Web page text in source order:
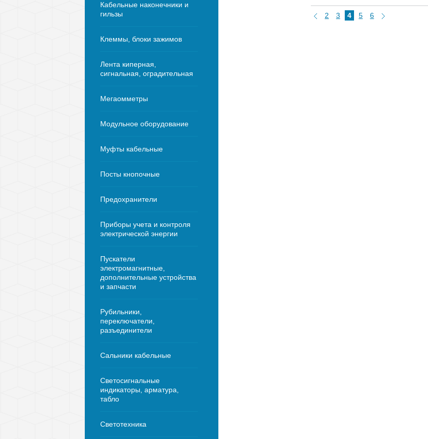
Кабельные наконечники и
гильзы
Клеммы, блоки зажимов
Лента киперная,
сигнальная, оградительная
Мегаомметры
Модульное оборудование
Муфты кабельные
Посты кнопочные
Предохранители
Приборы учета и контроля
электрической энергии
Пускатели
электромагнитные,
дополнительные устройства
и запчасти
Рубильники,
переключатели,
разъединители
Сальники кабельные
Светосигнальные
индикаторы, арматура,
табло
Светотехника
2 3 4 5 6